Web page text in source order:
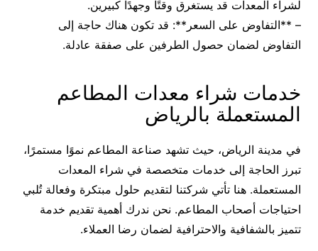
لشراء المعدات قد يستغرق وقتًا وجهدًا كبيرين.
– **التفاوض على السعر**: قد تكون هناك حاجة إلى
التفاوض لضمان حصول الطرفين على صفقة عادلة.
خدمات شراء معدات المطاعم
المستعملة بالرياض
في مدينة الرياض، حيث تشهد صناعة المطاعم نموًا مستمرًا،
تبرز الحاجة إلى خدمات متخصصة في شراء المعدات
المستعملة. هنا تأتي شركتنا لتقديم حلول مبتكرة وفعالة تُلبي
احتياجات أصحاب المطاعم. نحن ندرك أهمية تقديم خدمة
تتميز بالشفافية والاحترافية لضمان رضا العملاء.